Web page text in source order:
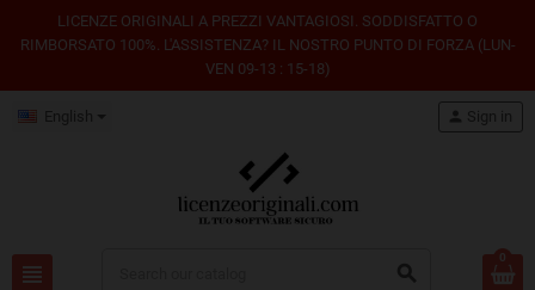
LICENZE ORIGINALI A PREZZI VANTAGIOSI. SODDISFATTO O
RIMBORSATO 100%. L'ASSISTENZA? IL NOSTRO PUNTO DI FORZA (LUN-
VEN 09-13 : 15-18)
view_headline search
person Sign in
0